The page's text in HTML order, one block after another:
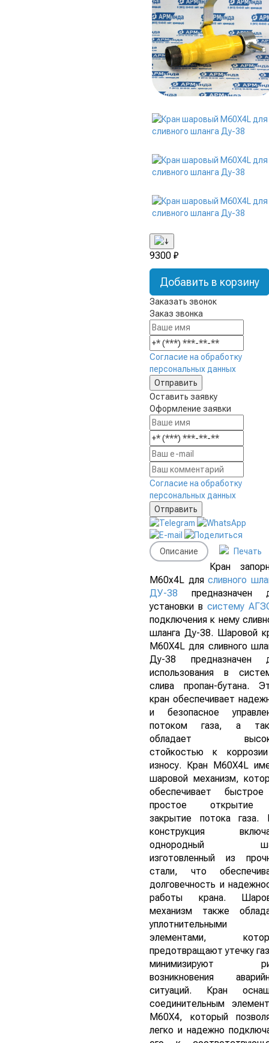
9300 ₽
Добавить в корзину
Заказать звонок
Заказ звонка
Согласие на обработку
персональных данных
Оставить заявку
Оформление заявки
Согласие на обработку
персональных данных
Описание Печать
Кран
M60x4L длясливного
ДУ-38 предназначен
установки в систему
подключения к нему
шланга Ду-38. Шаровой
М60Х4L для сливного
Ду-38 предназначен
использования в
слива пропан-бутана.
кран обеспечивает
и безопасное
потоком газа, а
обладает
стойкостью к
износу. Кран М60Х4L
шаровой механизм,
обеспечивает
простое
закрытие потока газа.
конструкция
однородный
изготовленный из
стали, что
долговечность и
работы крана.
механизм также
уплотнительными
элементами,
предотвращают утечку
минимизируют
возникновения
ситуаций. Кран
соединительным
М60Х4, который
легко и надежно